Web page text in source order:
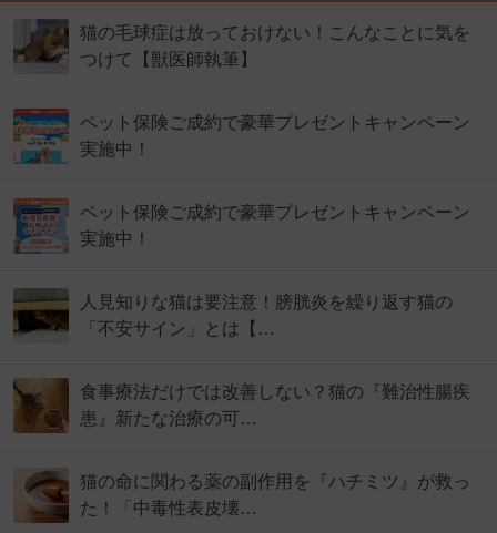
猫の毛球症は放っておけない！こんなことに気を
つけて【獣医師執筆】
ペット保険ご成約で豪華プレゼントキャンペーン
実施中！
ペット保険ご成約で豪華プレゼントキャンペーン
実施中！
人見知りな猫は要注意！膀胱炎を繰り返す猫の
「不安サイン」とは【…
食事療法だけでは改善しない？猫の『難治性腸疾
患』新たな治療の可…
猫の命に関わる薬の副作用を『ハチミツ』が救っ
た！「中毒性表皮壊…